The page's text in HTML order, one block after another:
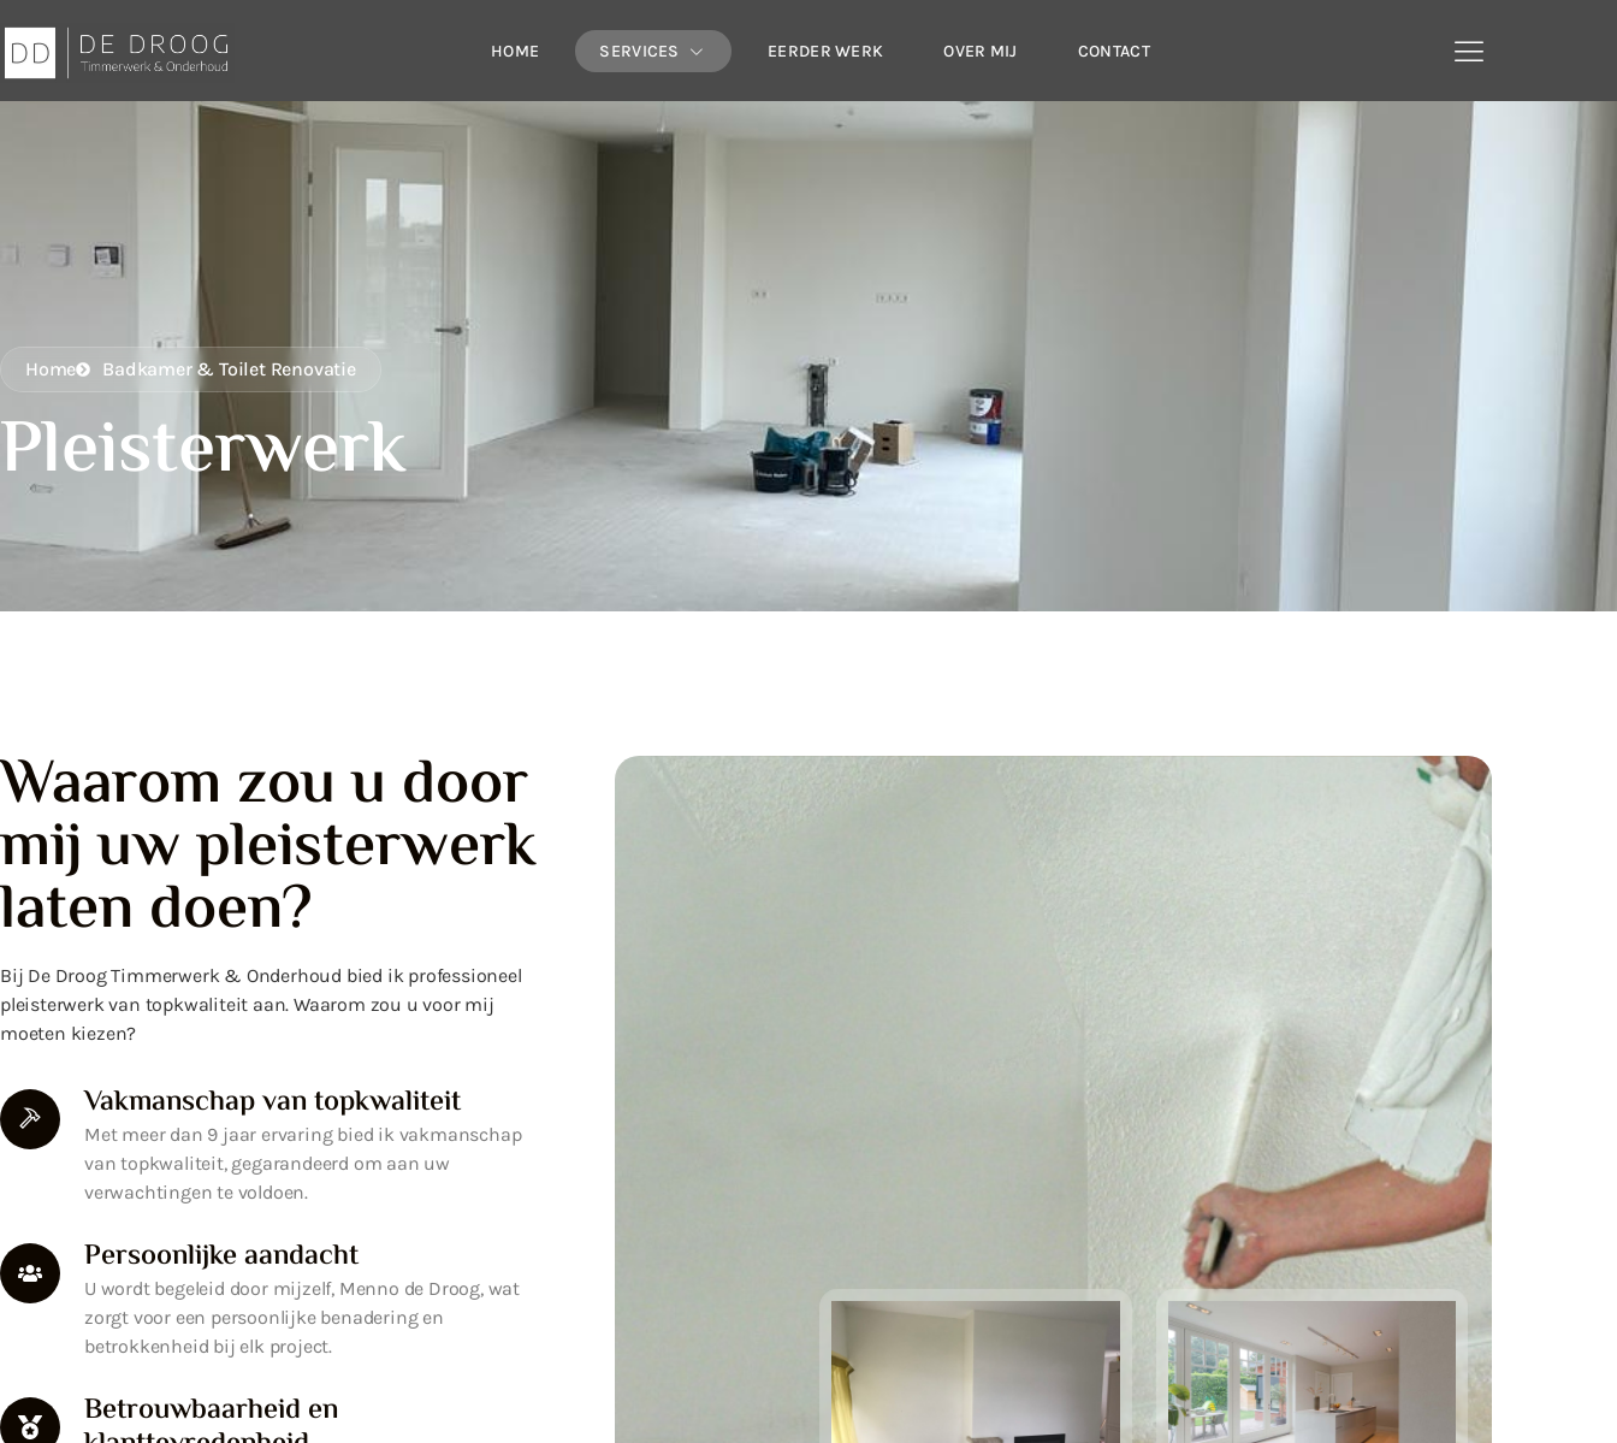
HOME SERVICES EERDER WERK OVER MIJ CONTACT
Home Badkamer & Toilet Renovatie
Pleisterwerk
Waarom zou u door
mij uw pleisterwerk
laten doen?
Bij De Droog Timmerwerk & Onderhoud bied ik professioneel
pleisterwerk van topkwaliteit aan. Waarom zou u voor mij
moeten kiezen?
Vakmanschap van topkwaliteit
Met meer dan 9 jaar ervaring bied ik vakmanschap
van topkwaliteit, gegarandeerd om aan uw
verwachtingen te voldoen.
Persoonlijke aandacht
U wordt begeleid door mijzelf, Menno de Droog, wat
zorgt voor een persoonlijke benadering en
betrokkenheid bij elk project.
Betrouwbaarheid en